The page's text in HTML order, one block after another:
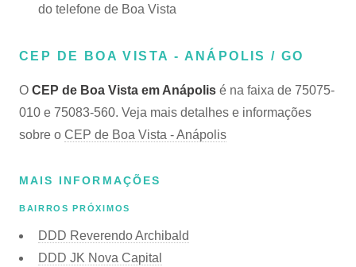
do telefone de Boa Vista
CEP DE BOA VISTA - ANÁPOLIS / GO
O CEP de Boa Vista em Anápolis é na faixa de 75075-
010 e 75083-560. Veja mais detalhes e informações
sobre o CEP de Boa Vista - Anápolis
MAIS INFORMAÇÕES
BAIRROS PRÓXIMOS
DDD Reverendo Archibald
DDD JK Nova Capital